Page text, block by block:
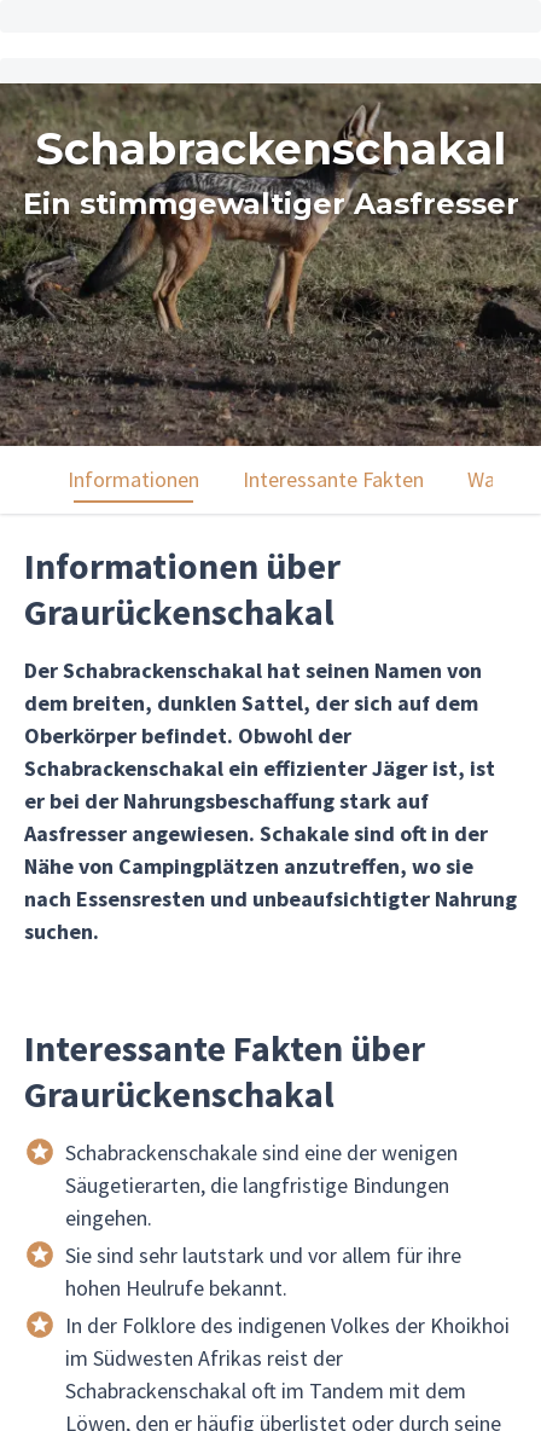
Schabrackenschakal
Ein stimmgewaltiger Aasfresser
Informationen Interessante Fakten Was du
Informationen über
Graurückenschakal
Der Schabrackenschakal hat seinen Namen von
dem breiten, dunklen Sattel, der sich auf dem
Oberkörper befindet. Obwohl der
Schabrackenschakal ein effizienter Jäger ist, ist
er bei der Nahrungsbeschaffung stark auf
Aasfresser angewiesen. Schakale sind oft in der
Nähe von Campingplätzen anzutreffen, wo sie
nach Essensresten und unbeaufsichtigter Nahrung
suchen.
Interessante Fakten über
Graurückenschakal
Schabrackenschakale sind eine der wenigen
Säugetierarten, die langfristige Bindungen
eingehen.
Sie sind sehr lautstark und vor allem für ihre
hohen Heulrufe bekannt.
In der Folklore des indigenen Volkes der Khoikhoi
im Südwesten Afrikas reist der
Schabrackenschakal oft im Tandem mit dem
Löwen, den er häufig überlistet oder durch seine